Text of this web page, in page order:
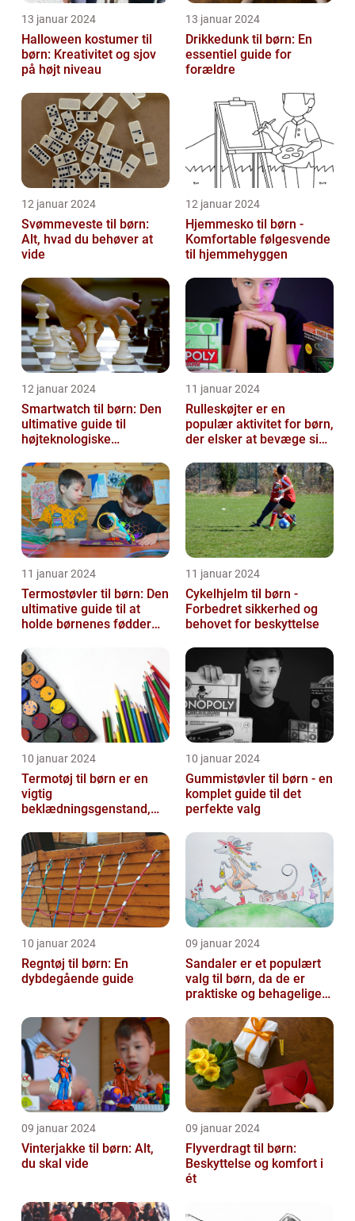
13 januar 2024
Halloween kostumer til
børn: Kreativitet og sjov
på højt niveau
13 januar 2024
Drikkedunk til børn: En
essentiel guide for
forældre
12 januar 2024
Svømmeveste til børn:
Alt, hvad du behøver at
vide
12 januar 2024
Hjemmesko til børn -
Komfortable følgesvende
til hjemmehyggen
12 januar 2024
Smartwatch til børn: Den
ultimative guide til
højteknologiske
11 januar 2024
Rulleskøjter er en
populær aktivitet for børn,
der elsker at bevæge sig
11 januar 2024
Termostøvler til børn: Den
ultimative guide til at
holde børnenes fødder
11 januar 2024
Cykelhjelm til børn -
Forbedret sikkerhed og
behovet for beskyttelse
10 januar 2024
Termotøj til børn er en
vigtig
beklædningsgenstand,
kommer igennem kolde
vi...
10 januar 2024
Gummistøvler til børn - en
komplet guide til det
perfekte valg
10 januar 2024
Regntøj til børn: En
dybdegående guide
09 januar 2024
Sandaler er et populært
valg til børn, da de er
praktiske og behagelige
09 januar 2024
Vinterjakke til børn: Alt,
du skal vide
09 januar 2024
Flyverdragt til børn:
Beskyttelse og komfort i
ét